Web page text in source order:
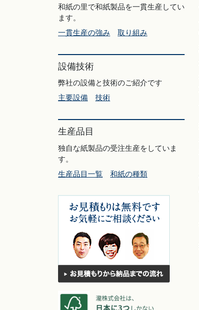
和紙の里で和紙製品を一貫生産してい
ます。
一貫生産の強み
取り組み
設備技術
弊社の設備と技術のご紹介です
主要設備
技術
生産品目
独自な紙製品の受注生産をしていま
す。
生産品目一覧
和紙の種類